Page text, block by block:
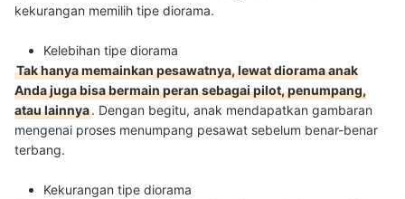
kekurangan memilih tipe diorama.
Kelebihan tipe diorama
Tak hanya memainkan pesawatnya, lewat diorama anak
Anda juga bisa bermain peran sebagai pilot, penumpang,
atau lainnya. Dengan begitu, anak mendapatkan gambaran
mengenai proses menumpang pesawat sebelum benar-benar
terbang.
Kekurangan tipe diorama